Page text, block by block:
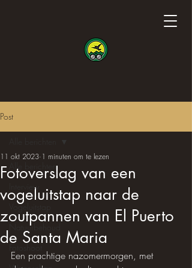
Post
Alle berichten
Interview
Vogeluitstap
Natuurbehoud
Fotoverslag van een
vogeluitstap naar de
zoutpannen van El Puerto
de Santa Maria
11 okt 2023 1 minuten om te lezen
Een prachtige nazomermorgen, met